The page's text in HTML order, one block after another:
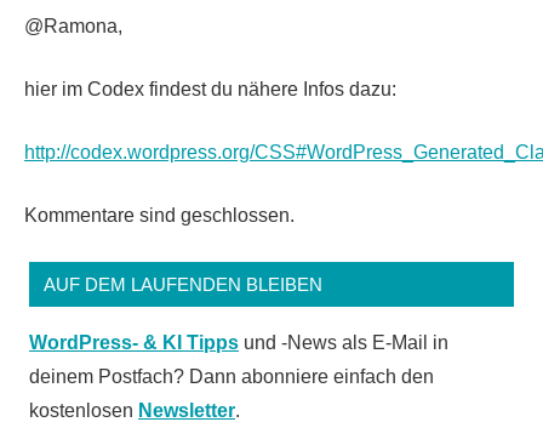
@Ramona,
hier im Codex findest du nähere Infos dazu:
http://codex.wordpress.org/
Kommentare sind geschlossen.
AUF DEM LAUFENDEN BLEIBEN
WordPress- & KI Tipps und -News als E-Mail in
deinem Postfach? Dann abonniere einfach den
kostenlosen Newsletter.